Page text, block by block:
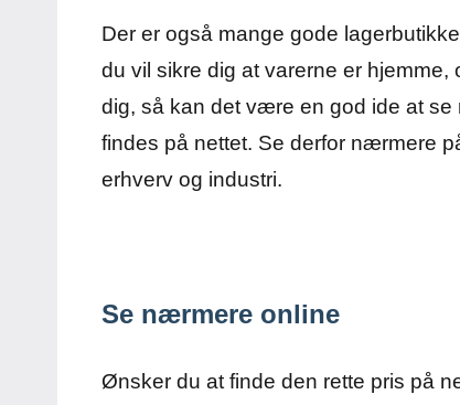
Der er også mange gode
du vil sikre dig at varerne er
dig, så kan det være en god ide at
findes på nettet. Se derfor nærmere
erhverv og industri.
Se nærmere online
Ønsker du at finde den rette pris på